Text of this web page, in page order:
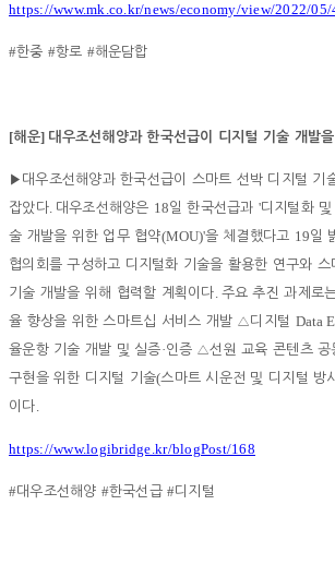
https://www.mk.co.kr/news/economy/view/2022/
#한중 #항로 #해운담합
[해운] 대우조선해양과 한국선급이 디지털 기술 개발
▶ 대우조선해양과 한국선급이 스마트 선박 디지털 기
잡았다. 대우조선해양은 18일 한국선급과 '디지털화 및
술 개발을 위한 업무 협약(MOU)'을 체결했다고 19일
협의회를 구성하고 디지털화 기술을 활용한 연구와 스
기술 개발을 위해 협력할 계획이다. 주요 추진 과제로
율 향상을 위한 스마트십 서비스 개발 △디지털 Data
율운항 기술 개발 및 실증·인증 △선원 교육 콘텐츠 공
구현을 위한 디지털 기술(스마트 시운전 및 디지털 방
이다.
https://www.logibridge.kr/blogPost/168
#대우조선해양 #한국선급#디지털